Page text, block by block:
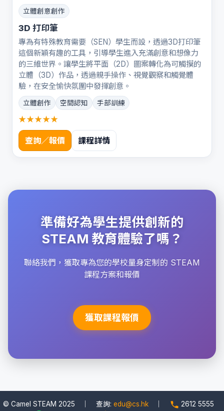
立體創意創作
3D 打印筆
專為有特殊教育需要（SEN）學生而設，透過3D打印筆
這個新穎有趣的工具，引導學生進入充滿創意和想像力
的三維世界。讓學生將平面（2D）圖案轉化為可觸摸的
立體（3D）作品，透過親手操作、視覺觀察和觸覺體
驗，在安全愉快氛圍中發揮創意。
立體創作 空間認知 手部訓練
★★★★★
查詢／報價 課程詳情
準備好為學生提供創新的
STEAM 教育體驗了嗎？
聯絡我們，獲取專為您的學校量身定制的 STEAM
課程方案和報價
獲取課程報價
© Camel STEAM 2025 ｜ 查詢: edu@cs.hk
2612 5555